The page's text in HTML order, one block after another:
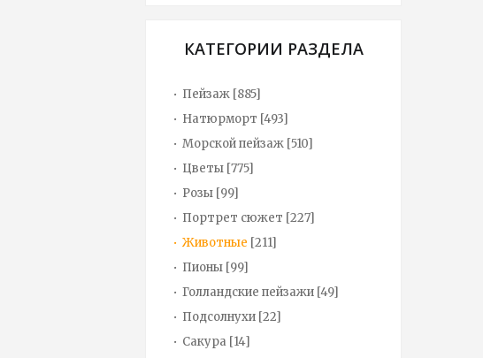
КАТЕГОРИИ РАЗДЕЛА
Пейзаж [885]
Натюрморт [493]
Морской пейзаж [510]
Цветы [775]
Розы [99]
Портрет сюжет [227]
Животные [211]
Пионы [99]
Голландские пейзажи [49]
Подсолнухи [22]
Сакура [14]